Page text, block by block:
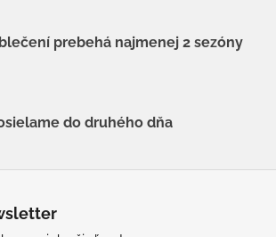
prebehá najmenej 2 sezóny
do druhého dňa